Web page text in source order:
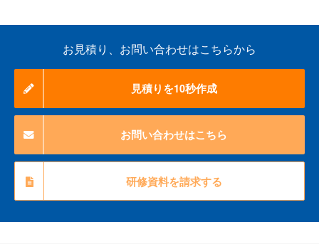
お見積り、お問い合わせはこちらから
見積りを10秒作成
お問い合わせはこちら
研修資料を請求する